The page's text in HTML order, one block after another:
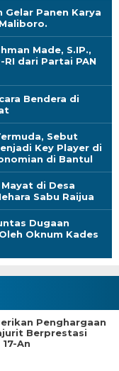
Gelar Panen Karya
Made, S.IP.,
RI dari Partai PAN
Bendera di
Sebut
Key Player di
di Bantul
di Desa
Sabu Raijua
Dugaan
Oknum Kades
Penghargaan
Berprestasi
An